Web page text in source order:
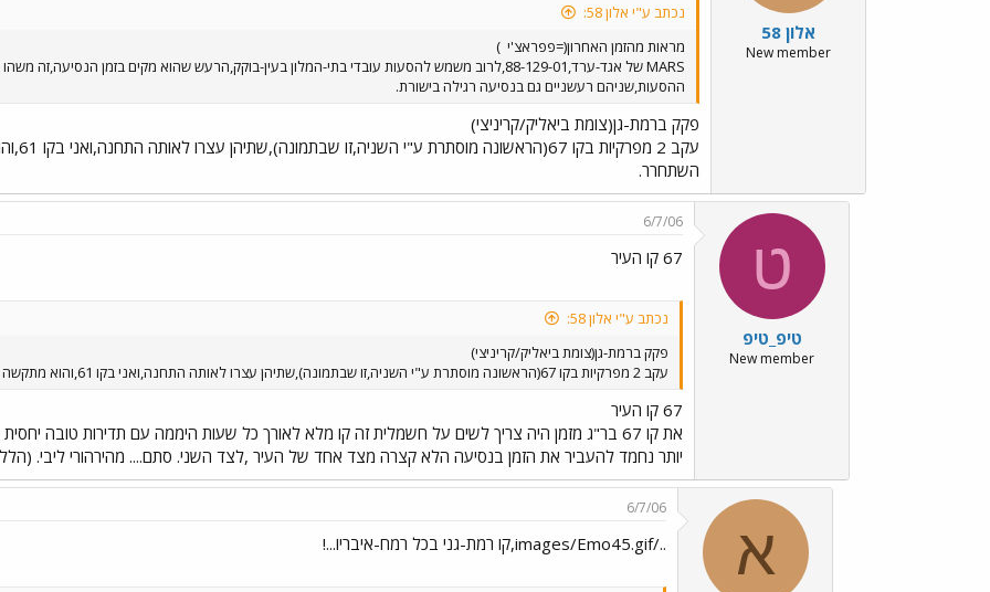
אלון 58
New member
נכתב ע"י אלון 58:
מראות מהזמן האחרון(=פפראצ'י )
ההסעות,שניהם רעשניים גם בנסיעה רגילה בישורת.
פקק ברמת-גן(צומת ביאליק/קריניצי)
עקב 2
השתחרר.
ט
טיפ_טיפ
New member
6/7/06
67 קו העיר
נכתב ע"י אלון 58:
פקק ברמת-גן(צומת ביאליק/קריניצי)
עקב 2 מפרקיות בקו 67(הראשונה מוסתרת ע"י השניה,זו שבתמונה),שתיהן עצרו לאותה התחנה,ואני בקו 61,והוא מתקשה להגיע לתחנה,אחרי זמן קצר שתיהן המשיכו,והלחץ השתחרר.
67 קו העיר
את קו 67 בר"ג מזמן היה צריך לשים על חשמלית זה קו מלא לאורך כל שעות היממה עם תדירות טובה
יותר נחמד להעביר את הזמן בנסיעה הלא קצרה מצד אחד של העיר ,לצד השני. סתם.... מהירהורי ליבי.
א
6/7/06
../images/Emo45.gif,קו רמת-גני בכל רמח-איבריו...!